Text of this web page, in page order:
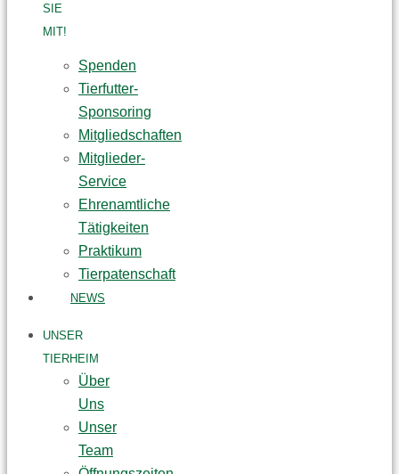
SIE
MIT!
Spenden
Tierfutter-
Sponsoring
Mitgliedschaften
Mitglieder-
Service
Ehrenamtliche
Tätigkeiten
Praktikum
Tierpatenschaft
NEWS
UNSER
TIERHEIM
Über
Uns
Unser
Team